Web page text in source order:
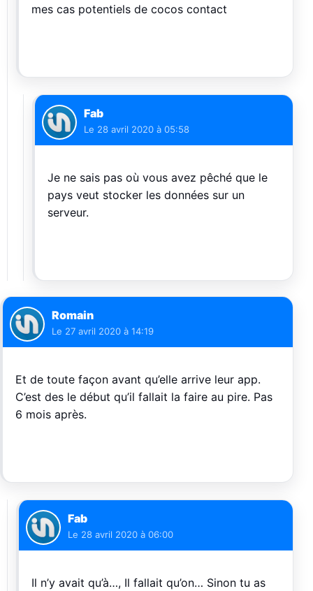
mes cas potentiels de cocos contact
Fab
Le 28 avril 2020 à 05:58
Je ne sais pas où vous avez pêché que le
pays veut stocker les données sur un
serveur.
Romain
Le 27 avril 2020 à 14:19
Et de toute façon avant qu’elle arrive leur app.
C’est des le début qu’il fallait la faire au pire. Pas
6 mois après.
Fab
Le 28 avril 2020 à 06:00
Il n’y avait qu’à…, Il fallait qu’on… Sinon tu as